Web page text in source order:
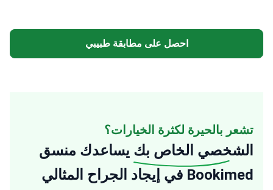
احصل على مطابقة طبيبي
تشعر بالحيرة لكثرة الخيارات؟
الشخصي الخاص بك يساعدك منسق
Bookimed في إيجاد الجراح المثالي